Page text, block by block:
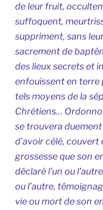
de leur fruit,
suffoquent,
suppriment, sans
sacrement de
des lieux secrets et
enfouissent en terre
tels moyens de la
Chrétiens…
se trouvera
d’avoir célé,
grossesse que son
déclaré l’un ou
ou l’autre,
vie ou mort de son